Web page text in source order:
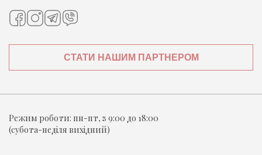
СТАТИ НАШИМ ПАРТНЕРОМ
Режим роботи: пн-пт, з 9:00 до 18:00
(субота-неділя вихідний)